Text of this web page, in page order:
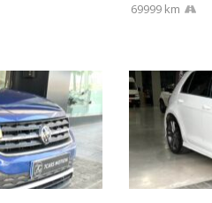
69999 km